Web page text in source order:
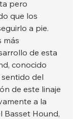
pero
que los
a pie.
más
de esta
conocido
del
de este linaje
a la
Basset Hound,